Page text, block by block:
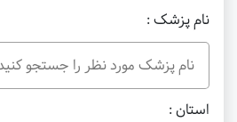
نام پزشک :
استان :